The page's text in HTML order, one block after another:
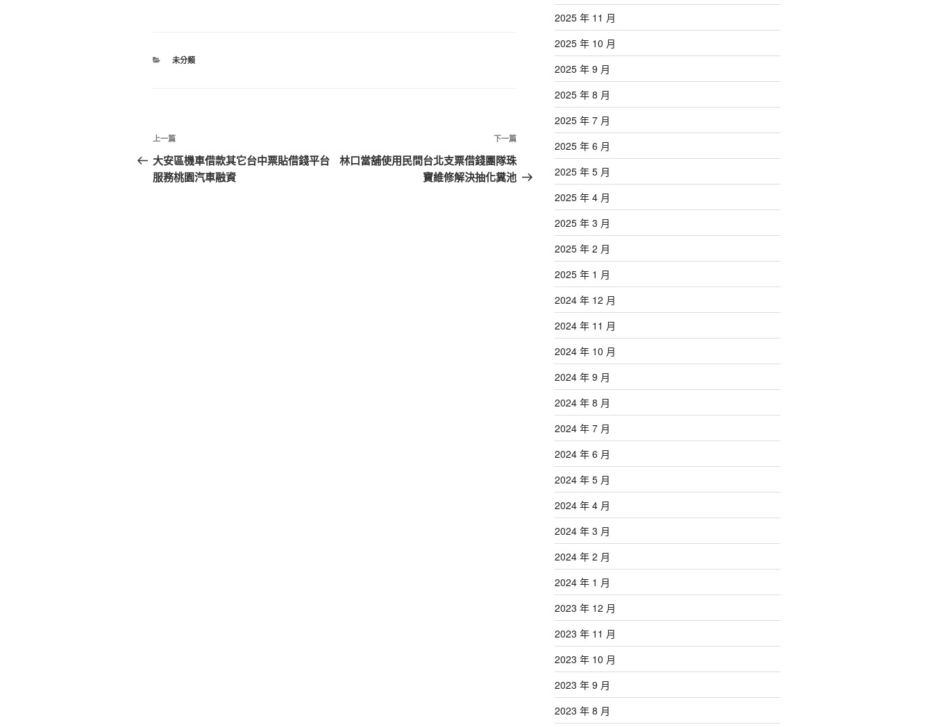
分
未分類
文
章
導
上
一
篇
上一篇
大安區機車借款其它台中票貼借錢平台
服務桃園汽車融資
下
一
篇
下一篇
林口當舖使用民間台北支票借錢團隊珠
寶維修解決抽化糞池
2025 年 11 月
2025 年 10 月
2025 年 9 月
2025 年 8 月
2025 年 7 月
2025 年 6 月
2025 年 5 月
2025 年 4 月
2025 年 3 月
2025 年 2 月
2025 年 1 月
2024 年 12 月
2024 年 11 月
2024 年 10 月
2024 年 9 月
2024 年 8 月
2024 年 7 月
2024 年 6 月
2024 年 5 月
2024 年 4 月
2024 年 3 月
2024 年 2 月
2024 年 1 月
2023 年 12 月
2023 年 11 月
2023 年 10 月
2023 年 9 月
2023 年 8 月